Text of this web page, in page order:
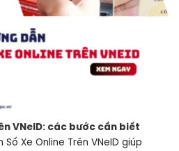
VNeID: các bước cần biết
Số Xe Online Trên VNeID giúp